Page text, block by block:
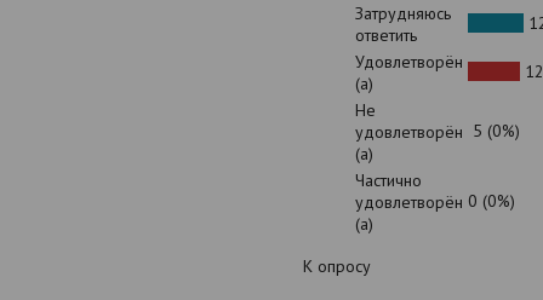
Затрудняюсь
ответить
Удовлетворён
(а)
Не
удовлетворён
(а)
5 (0%)
Частично
удовлетворён
(а)
0 (0%)
К опросу